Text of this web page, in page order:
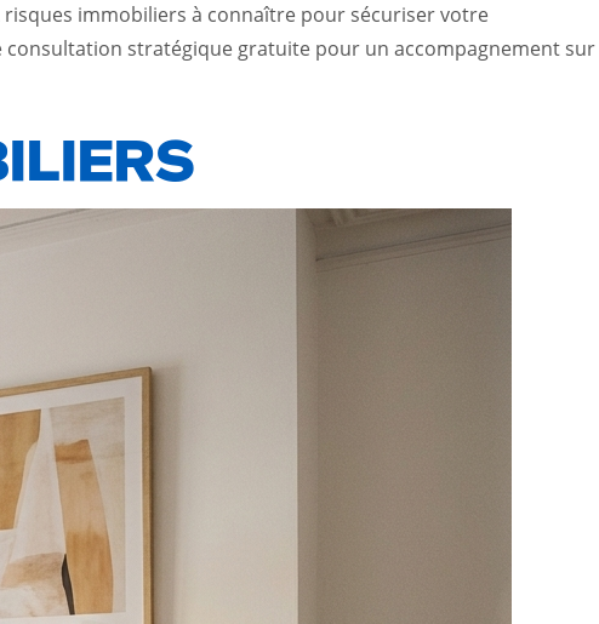
immobiliers à connaître pour sécuriser votre
consultation stratégique gratuite pour un accompagnement sur